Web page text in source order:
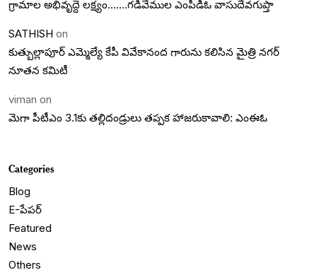
గ్రామాల అభివృద్దె లక్ష్యం…….గడివేముల ఎంపీడీఓ వాసుదేవగుప్తా
SATHISH on
కుత్బుల్లాపూర్ ఎమ్మెల్యే కేపీ వివేకానంద గారును కలిసిన మైత్రి నగర్
నూతన కమిటీ
viman on
మెగా పీటీఎం 3.1కు తల్లిదండ్రులు తప్పక హాజరుకావాలి: ఎంఈఓ
Categories
Blog
E-పేపర్
Featured
News
Others